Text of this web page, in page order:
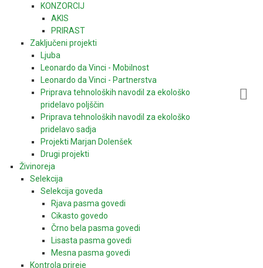
KONZORCIJ
AKIS
PRIRAST
Zaključeni projekti
Ljuba
Leonardo da Vinci - Mobilnost
Leonardo da Vinci - Partnerstva
Priprava tehnoloških navodil za ekološko
pridelavo poljščin
Priprava tehnoloških navodil za ekološko
pridelavo sadja
Projekti Marjan Dolenšek
Drugi projekti
Živinoreja
Selekcija
Selekcija goveda
Rjava pasma govedi
Cikasto govedo
Črno bela pasma govedi
Lisasta pasma govedi
Mesna pasma govedi
Kontrola prireje